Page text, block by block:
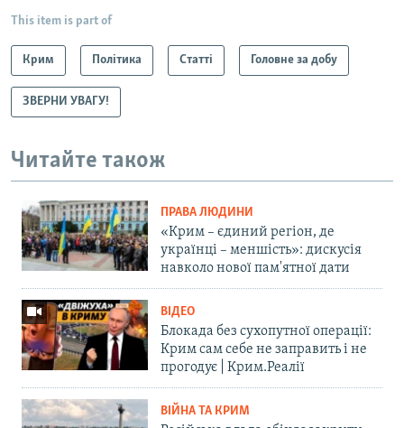
This item is part of
Крим Політика Статті Головне за добу
ЗВЕРНИ УВАГУ!
Читайте також
ПРАВА ЛЮДИНИ
«Крим – єдиний регіон, де
українці – меншість»: дискусія
навколо нової пам'ятної дати
ВІДЕО
Блокада без сухопутної операції:
Крим сам себе не заправить і не
прогодує | Крим.Реалії
ВІЙНА ТА КРИМ